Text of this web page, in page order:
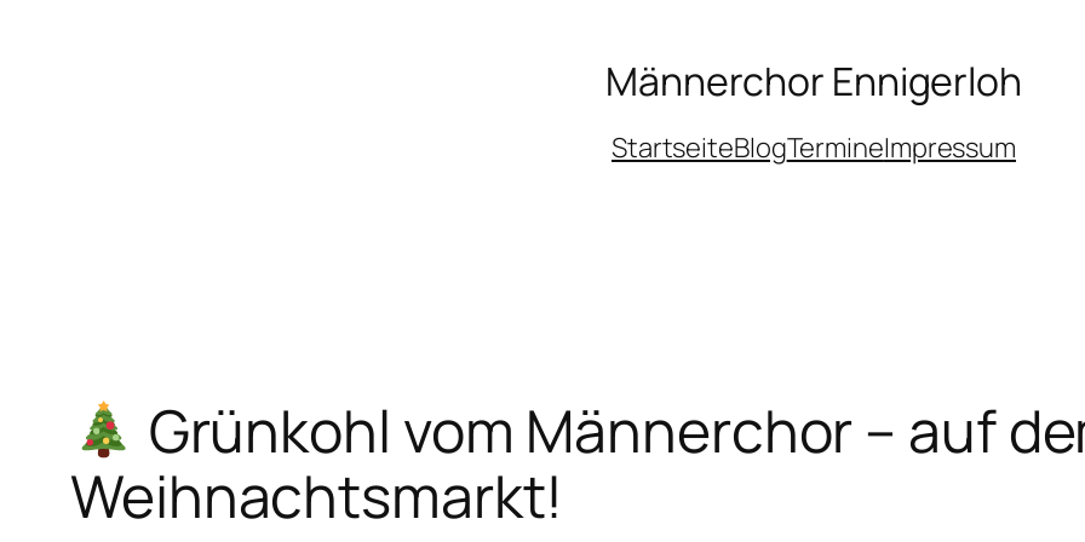
Männerchor Ennigerloh
StartseiteBlogTermineImpressum
Grünkohl vom Männerchor – auf
Weihnachtsmarkt!